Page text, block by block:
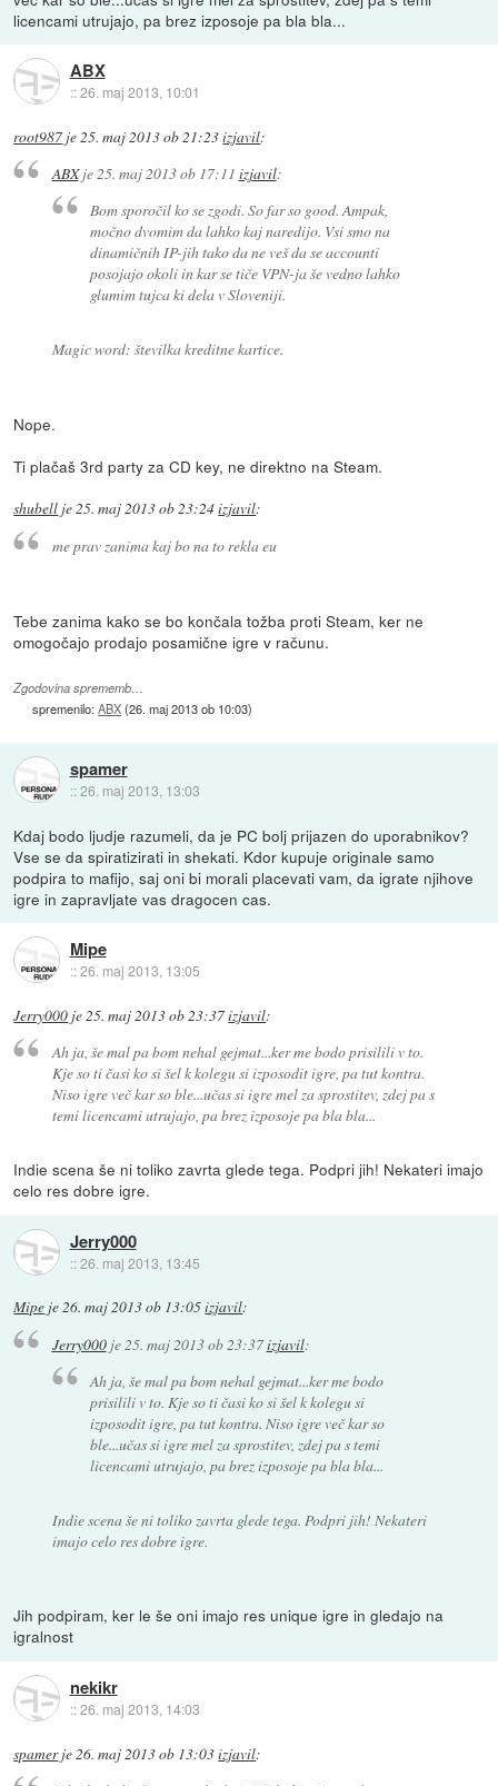
licencami utrujajo, pa brez izposoje pa bla bla...
ABX
::26. maj 2013, 10:01
root987 je25. maj 2013 ob 21:23izjavil:
ABXje25. maj 2013 ob 17:11 izjavil:
Bom sporočil ko se zgodi. So far so good. Ampak,
močno dvomim da lahko kaj naredijo. Vsi smo na
dinamičnih IP-jih tako da ne veš da se accounti
posojajo okoli in kar se tiče VPN-ja še vedno lahko
glumim tujca ki dela v Sloveniji.
Magic word: številka kreditne kartice.
Nope.
Ti plačaš 3rd party za CD key, ne direktno na Steam.
shubell je25. maj 2013 ob 23:24izjavil:
me prav zanima kaj bo na to rekla eu
Tebe zanima kako se bo končala tožba proti Steam, ker ne
omogočajo prodajo posamične igre v računu.
Zgodovina sprememb…
spremenilo:ABX(26. maj 2013 ob 10:03)
spamer
::26. maj 2013, 13:03
Kdaj bodo ljudje razumeli, da je PC bolj prijazen do uporabnikov?
Vse se da spiratizirati in shekati. Kdor kupuje originale samo
podpira to mafijo, saj oni bi morali placevati vam, da igrate njihove
igre in zapravljate vas dragocen cas.
Mipe
::26. maj 2013, 13:05
Jerry000 je25. maj 2013 ob 23:37izjavil:
Ah ja, še mal pa bom nehal gejmat...ker me bodo prisilili v to.
Kje so ti časi ko si šel k kolegu si izposodit igre, pa tut kontra.
Niso igre več kar so ble...učas si igre mel za sprostitev, zdej pa s
temi licencami utrujajo, pa brez izposoje pa bla bla...
Indie scena še ni toliko zavrta glede tega. Podpri jih! Nekateri imajo
celo res dobre igre.
Jerry000
::26. maj 2013, 13:45
Mipe je26. maj 2013 ob 13:05izjavil:
Jerry000je25. maj 2013 ob 23:37izjavil:
Ah ja, še mal pa bom nehal gejmat...ker me bodo
prisilili v to. Kje so ti časi ko si šel k kolegu si
izposodit igre, pa tut kontra. Niso igre več kar so
ble...učas si igre mel za sprostitev, zdej pa s temi
licencami utrujajo, pa brez izposoje pa bla bla...
Indie scena še ni toliko zavrta glede tega. Podpri jih! Nekateri
imajo celo res dobre igre.
Jih podpiram, ker le še oni imajo res unique igre in gledajo na
igralnost
nekikr
::26. maj 2013, 14:03
spamerje 26. maj 2013 ob 13:03izjavil: